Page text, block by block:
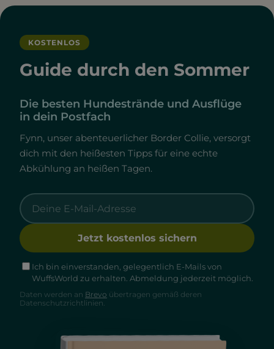
KOSTENLOS
Guide durch den Sommer
Die besten Hundestrände und Ausflüge
in dein Postfach
Fynn, unser abenteuerlicher Border Collie, versorgt
dich mit den heißesten Tipps für eine echte
Abkühlung an heißen Tagen.
Jetzt kostenlos sichern
Ich bin einverstanden, gelegentlich E-Mails von
WuffsWorld zu erhalten. Abmeldung jederzeit möglich.
Daten werden an Brevo übertragen gemäß deren
Datenschutzrichtlinien.